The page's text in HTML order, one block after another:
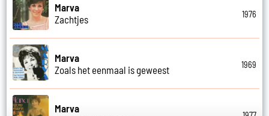
Marva
Zachtjes
1976
Marva
Zoals het eenmaal is geweest
1969
Marva